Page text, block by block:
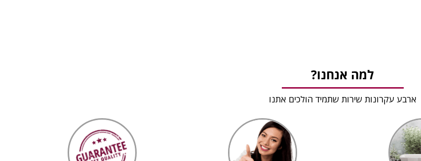
למה אנחנו?
ארבע עקרונות שירות שתמיד הולכים אתנו